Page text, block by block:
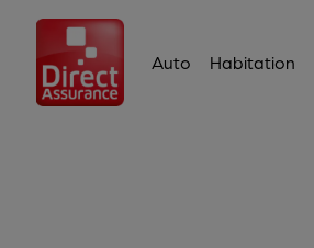
Auto Habitation